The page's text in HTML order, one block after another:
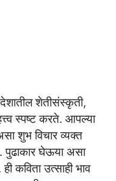
शेतीसंस्कृती,
स्पष्ट करते. आपल्या
शुभ विचार व्यक्त
. पुढाकार घेऊया असा
कविता उत्साही भाव